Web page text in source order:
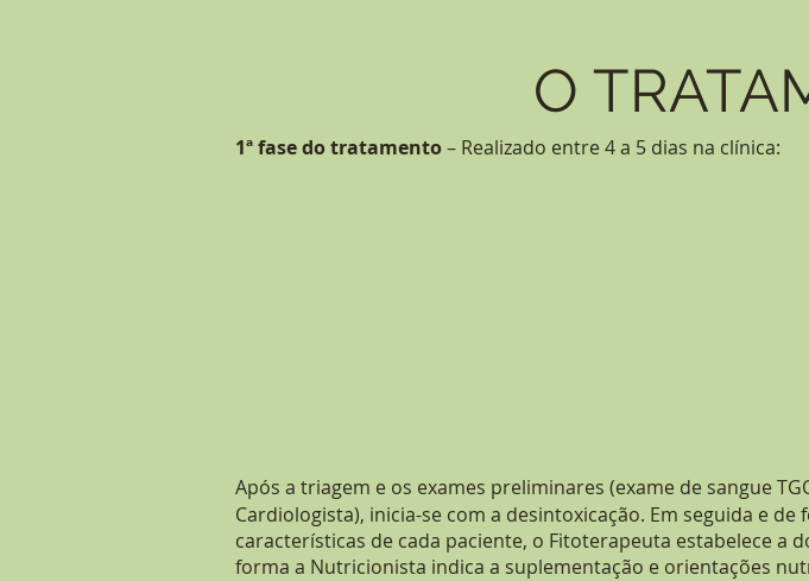
O
1ª fase do tratamento– Realizado entre 4 a 5 dias na clínica:
Após a triagem e os exames preliminares (exame de sangue
Cardiologista), inicia-se com a desintoxicação. Em seguida e
características de cada paciente, o Fitoterapeuta estabelece a
forma a Nutricionista indica a suplementação e orientações